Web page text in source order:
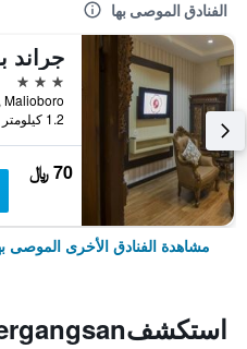
الفنادق الموصى بها
3 نجوم
1.2 كيلومتر عن وسط المدينة
70 ﷼
مشاهدة الفنادق الأخرى الموصى
استكشفMergangsan, يوغياخيرتا